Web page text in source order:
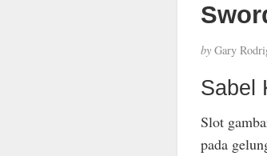
byGary
Sabel
Slot
pada